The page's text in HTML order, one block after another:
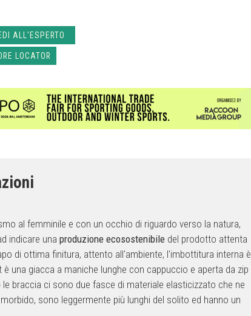
ALL'ESPERTO
LOCATOR
al femminile e con un occhio di riguardo verso la natura,
indicare una produzione ecosostenibile del prodotto attenta
di ottima finitura, attento all'ambiente, l'imbottitura interna è
una giacca a maniche lunghe con cappuccio e aperta da zip
braccia ci sono due fasce di materiale elasticizzato che ne
sono leggermente più lunghi del solito ed hanno un